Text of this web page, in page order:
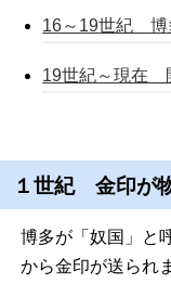
16～19世紀 博
19世紀～現在
１世紀 金印が
博多が「奴国」と
から金印が送られ